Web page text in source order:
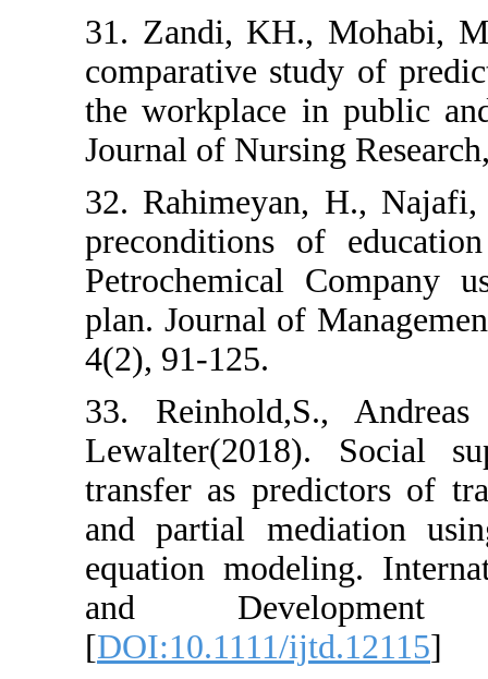
31. Zandi,
comparative
the workplace
Journal of
32.
preconditions
Petrochemical
plan. Journal of
4(2), 91-125.
33.
transfer as
and partial
equation
and
[DOI:10.1111/